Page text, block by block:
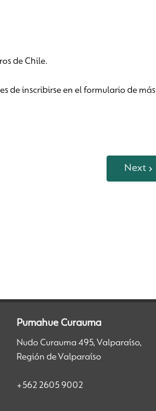
de Chile.
de inscribirse en el formulario de más
Next
Pumahue Curauma
Nudo Curauma 495, Valparaíso,
Región de Valparaíso
+562 2605 9002